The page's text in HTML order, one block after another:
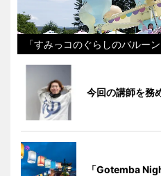
「すみっコのぐらしのバルー
今回の講師を務
「Gotemba